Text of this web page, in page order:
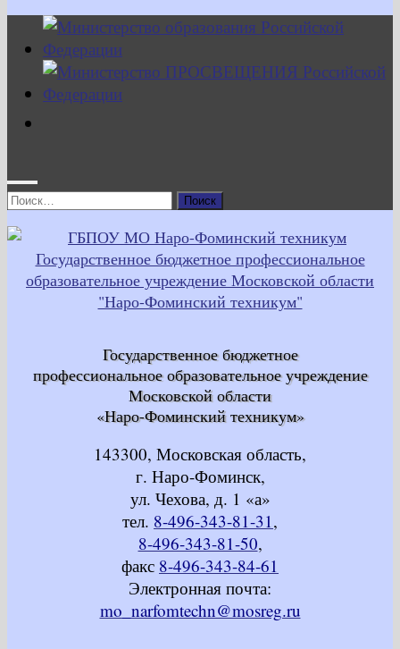
Найти:
Государственное бюджетное
профессиональное образовательное учреждение
Московской области
«Наро-Фоминский техникум»
143300, Московская область,
г. Наро-Фоминск,
ул. Чехова, д. 1 «а»
тел. 8-496-343-81-31,
8-496-343-81-50,
факс 8-496-343-84-61
Электронная почта:
mo_narfomtechn@mosreg.ru